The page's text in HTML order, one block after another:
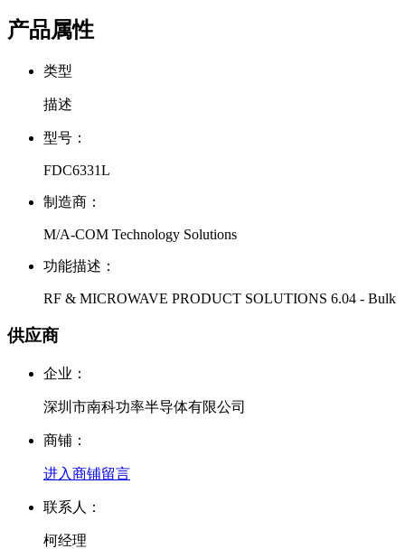
产品属性
类型
描述
型号：
FDC6331L
制造商：
M/A-COM Technology Solutions
功能描述：
RF & MICROWAVE PRODUCT SOLUTIONS 6.04 - Bulk
供应商
企业：
深圳市南科功率半导体有限公司
商铺：
进入商铺留言
联系人：
柯经理